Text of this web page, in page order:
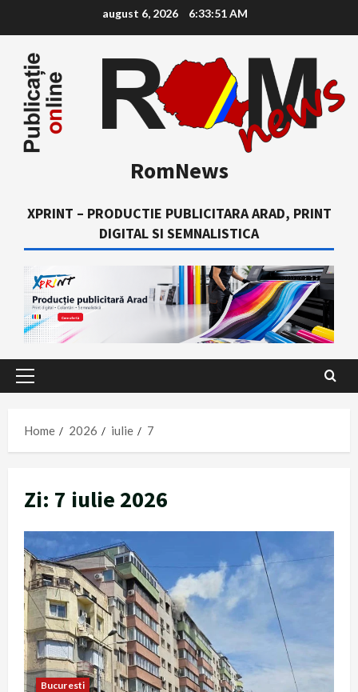
content
august 6, 2026 6:33:52 AM
RomNews
XPRINT – PRODUCTIE PUBLICITARA ARAD, PRINT
DIGITAL SI SEMNALISTICA
Primary
Home
2026 iulie 7
Zi: 7 iulie 2026
Bucuresti